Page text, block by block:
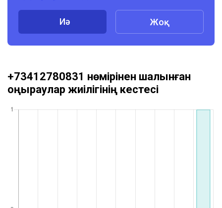
Иә Жоқ
+73412780831 нөмірінен шалынған
қоңыраулар жиілігінің кестесі